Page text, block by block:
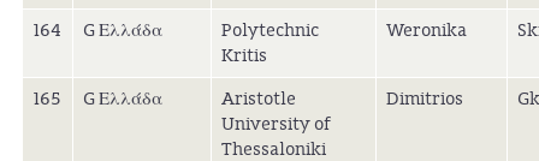
164 G Ελλάδα
Polytechnic
Kritis
Weronika
165 G Ελλάδα
Aristotle
University of
Thessaloniki
Dimitrios